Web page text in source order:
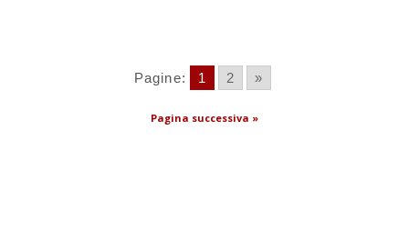
Pagine: 1 2 »
Pagina successiva »